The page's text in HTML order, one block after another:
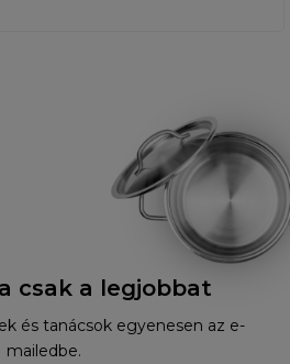
csak a legjobbat
és tanácsok egyenesen az e-
mailedbe.